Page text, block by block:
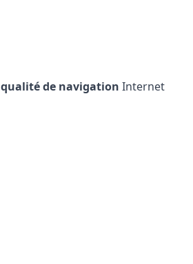
qualité de navigation Internet